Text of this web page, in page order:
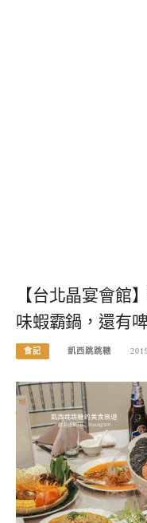
【台北晶宴會館
味蝦霸鍋，還有
食記 凱西跳跳糖